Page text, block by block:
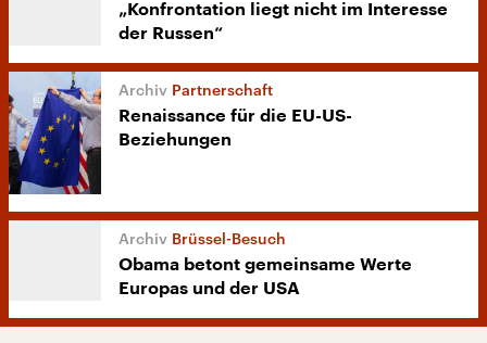
„Konfrontation liegt nicht im Interesse
der Russen“
Partnerschaft
Renaissance für die EU-US-
Beziehungen
Brüssel-Besuch
Obama betont gemeinsame Werte
Europas und der USA